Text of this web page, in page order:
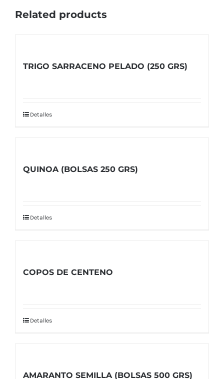
Related products
TRIGO SARRACENO PELADO (250 GRS)
Detalles
QUINOA (BOLSAS 250 GRS)
Detalles
COPOS DE CENTENO
Detalles
AMARANTO SEMILLA (BOLSAS 500 GRS)